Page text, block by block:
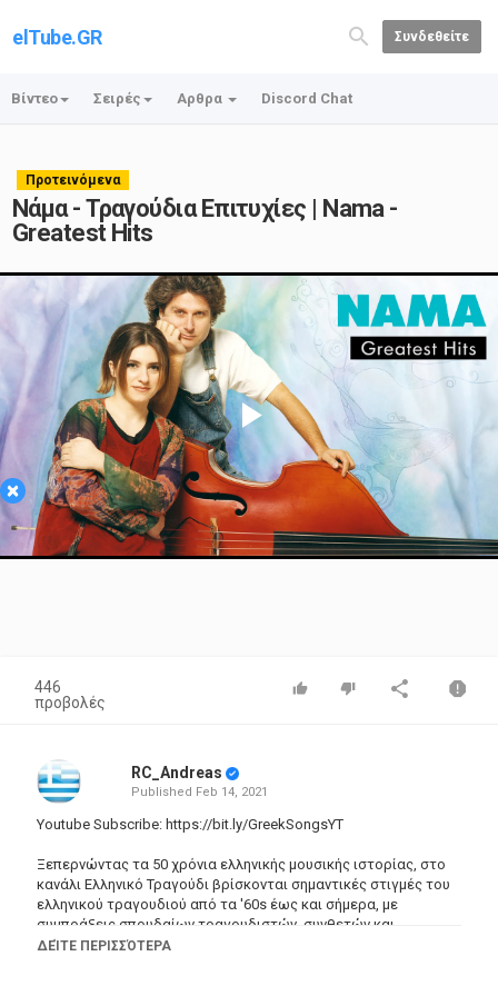
elTube.GR Συνδεθείτε
Βίντεο Σειρές Αρθρα Discord Chat
Προτεινόμενα
Νάμα - Τραγούδια Επιτυχίες | Nama -
Greatest Hits
×
Play
Video
446
προβολές
RC_Andreas
Published Feb 14, 2021
Youtube Subscribe: https://bit.ly/GreekSongsYT
Ξεπερνώντας τα 50 χρόνια ελληνικής μουσικής ιστορίας, στο
κανάλι Ελληνικό Τραγούδι βρίσκονται σημαντικές στιγμές του
ελληνικού τραγουδιού από τα '60s έως και σήμερα, με
συμπράξεις σπουδαίων τραγουδιστών, συνθετών και
στιχουργών που άφησαν εποχή.
ΔΕΊΤΕ ΠΕΡΙΣΣΌΤΕΡΑ